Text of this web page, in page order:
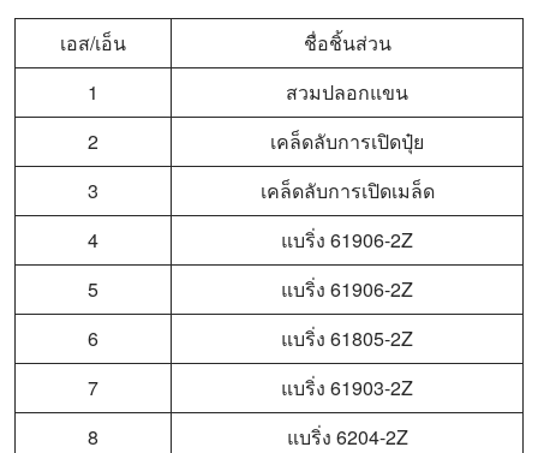
เอส/เอ็น
ชื่อชิ้นส่วน
1
สวมปลอกแขน
2
เคล็ดลับการเปิดปุ๋ย
3
เคล็ดลับการเปิดเมล็ด
4
แบริ่ง 61906-2Z
5
แบริ่ง 61906-2Z
6
แบริ่ง 61805-2Z
7
แบริ่ง 61903-2Z
8
แบริ่ง 6204-2Z